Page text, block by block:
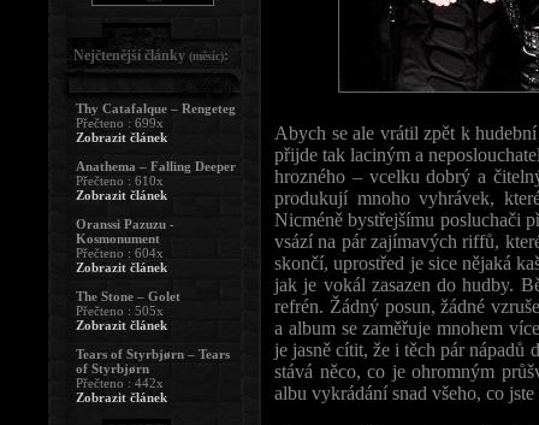
Abych se ale vrátil zpět k
přijde tak laciným a
hrozného – vcelku dobrý a
produkují mnoho vyhrávek,
Nicméně bystřejšímu posluchači
vsází na pár zajímavých riffů,
skončí, uprostřed je sice nějaká
jak je vokál zasazen do hudby.
refrén. Žádný posun, žádné
a album se zaměřuje mnohem
je jasně cítit, že i těch pár nápadů
stává něco, co je ohromným
albu vykrádání snad všeho, co
Nejčtenější články (měsíc):
Thy Catafalque – Rengeteg
Přečteno : 699x
Zobrazit článek
Anathema – Falling Deeper
Přečteno : 610x
Zobrazit článek
Oranssi Pazuzu -
Kosmonument
Přečteno : 604x
Zobrazit článek
The Stone – Golet
Přečteno : 505x
Zobrazit článek
Tears of Styrbjørn – Tears
of Styrbjørn
Přečteno : 442x
Zobrazit článek